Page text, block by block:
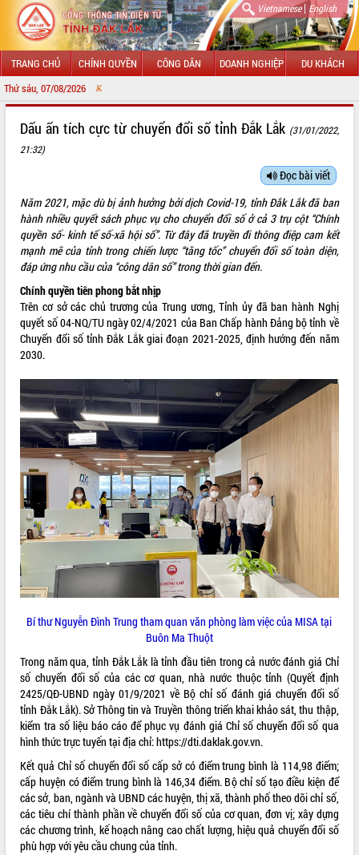
Vietnamese| English
TRANG CHỦ CHÍNH QUYỀN CÔNG DÂN DOANH NGHIỆP DU KHÁCH
Thứ sáu, 07/08/2026
LÃNH ĐẠO UBND TỈNH
SỞ, BAN, NGÀNH
UBND CÁC XÃ, PHƯỜNG
THÔNG TIN CHỈ ĐẠO ĐIỀU HÀNH
HỆ THỐNG VĂN BẢN
VĂN BẢN HĐND TỈNH
ĐIỂM TIN VĂN BẢN
QUY HOẠCH - KẾ HOẠCH
VIDEO
Loading the player...
Khám bệnh, cấp phát thuốc miễn phí
và tặng quà người dân xã Cư Pui
Hội nghị UBND tỉnh Đắk Lắk thường kỳ
tháng 7/2026
Dấu ấn tích cực từ chuyển đổi số tỉnh Đắk Lắk (31/01/2022,
21:32)
Đọc bài viết
Năm 2021, mặc dù bị ảnh hưởng bởi dịch Covid-19, tỉnh Đắk Lắk đã ban
hành nhiều quyết sách phục vụ cho chuyển đổi số ở cả 3 trụ cột “Chính
quyền số- kinh tế số-xã hội số”. Từ đây đã truyền đi thông điệp cam kết
mạnh mẽ của tỉnh trong chiến lược “tăng tốc” chuyển đổi số toàn diện,
đáp ứng nhu cầu của “công dân số” trong thời gian đến.
Chính quyền tiên phong bắt nhịp
Trên cơ sở các chủ trương của Trung ương, Tỉnh ủy đã ban hành Nghị
quyết số 04-NQ/TU ngày 02/4/2021 của Ban Chấp hành Đảng bộ tỉnh về
Chuyển đổi số tỉnh Đắk Lắk giai đoạn 2021-2025, định hướng đến năm
2030.
Bí thư Nguyễn Đình Trung tham quan văn phòng làm việc của MISA tại
Buôn Ma Thuột
Trong năm qua, tỉnh Đắk Lắk là tỉnh đầu tiên trong cả nước đánh giá Chỉ
số chuyển đổi số của các cơ quan, nhà nước thuộc tỉnh (Quyết định
2425/QĐ-UBND ngày 01/9/2021 về Bộ chỉ số đánh giá chuyển đổi số
tỉnh Đắk Lắk). Sở Thông tin và Truyền thông triển khai khảo sát, thu thập,
kiểm tra số liệu báo cáo để phục vụ đánh giá Chỉ số chuyển đổi số qua
hình thức trực tuyến tại địa chỉ: https://dti.daklak.gov.vn.
Kết quả Chỉ số chuyển đổi số cấp sở có điểm trung bình là 114,98 điểm;
cấp huyện có điểm trung bình là 146,34 điểm. Bộ chỉ số tạo điều kiện để
các sở, ban, ngành và UBND các huyện, thị xã, thành phố theo dõi chỉ số,
các tiêu chí thành phần về chuyển đổi số của cơ quan, đơn vị; xây dựng
các chương trình, kế hoạch nâng cao chất lượng, hiệu quả chuyển đổi số
phù hợp với yêu cầu chung của tỉnh.